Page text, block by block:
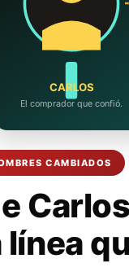
CARLOS
El comprador que confió.
CAMBIADOS